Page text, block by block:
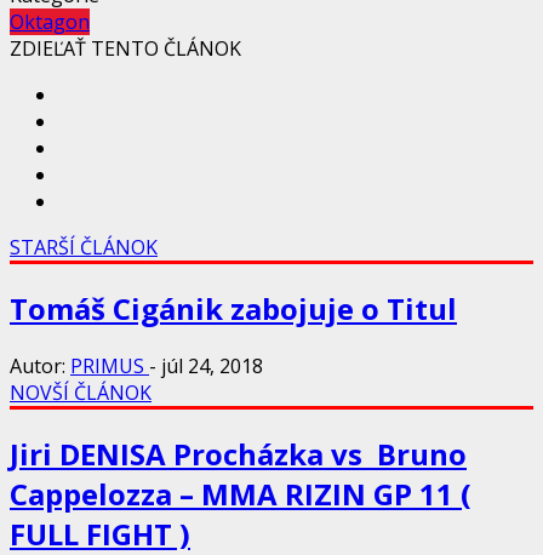
Oktagon
ZDIEĽAŤ TENTO ČLÁNOK
STARŠÍ ČLÁNOK
Tomáš Cigánik zabojuje o Titul
Autor: PRIMUS - júl 24, 2018
NOVŠÍ ČLÁNOK
Jiri DENISA Procházka vs Bruno
Cappelozza – MMA RIZIN GP 11 (
FULL FIGHT )